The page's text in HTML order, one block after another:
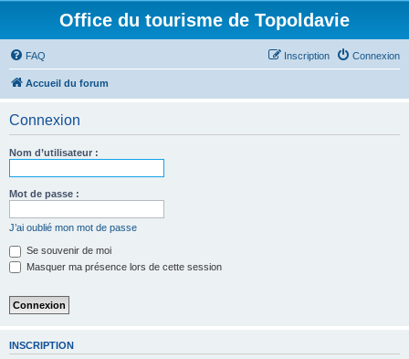
Office du tourisme de Topoldavie
FAQ Connexion
Inscription
Accueil du forum
Connexion
Nom d’utilisateur :
Mot de passe :
J’ai oublié mon mot de passe
Se souvenir de moi
Masquer ma présence lors de cette session
INSCRIPTION